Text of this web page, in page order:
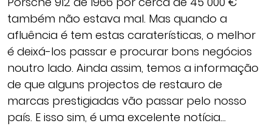
também não estava mal. Mas quando a
afluência é tem estas caraterísticas, o melhor
é deixá-los passar e procurar bons negócios
noutro lado. Ainda assim, temos a informação
de que alguns projectos de restauro de
marcas prestigiadas vão passar pelo nosso
país. E isso sim, é uma excelente notícia…